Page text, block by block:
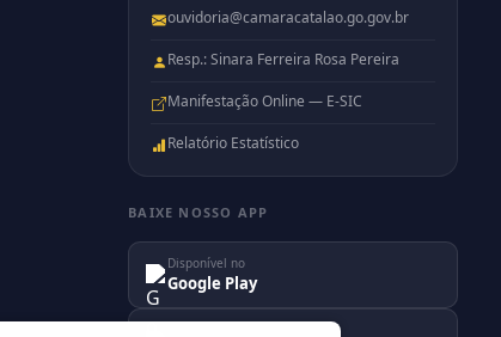
ouvidoria@camaracatalao.go.gov.br
Resp.: Sinara Ferreira Rosa Pereira
Manifestação Online — E-SIC
Relatório Estatístico
BAIXE NOSSO APP
Disponível no
Google Play